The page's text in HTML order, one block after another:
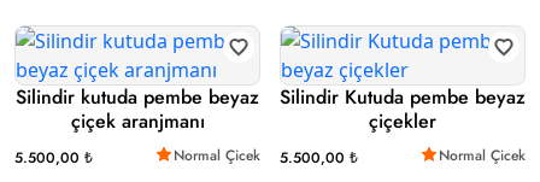
Silindir kutuda pembe beyaz
çiçek aranjmanı
5.500,00 ₺ Normal Çicek
Silindir Kutuda pembe beyaz
çiçekler
5.500,00 ₺ Normal Çicek